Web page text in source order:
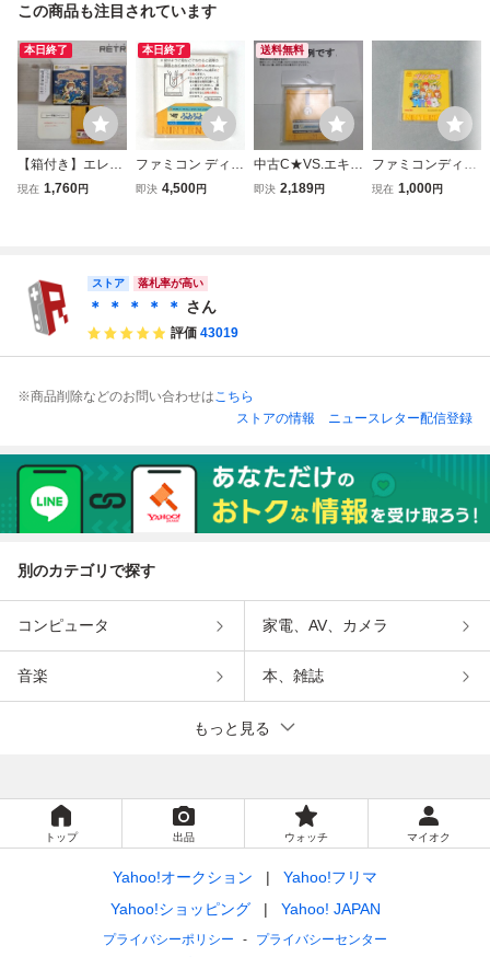
この商品も注目されています
本日終了
【箱付き】エレク
トリシャン（ディ
現在 1,760円
本日終了
ファミコン ディス
クシステム 【ソフ
em Puyo Puyo Te
sted
即決 4,500円
送料無料
中古C★VS.エキサ
イトバイク★ディ
即決 2,189円
ファミコンディス
クシステム 消えた
現在 1,000円
ストア 落札率が高い
＊ ＊ ＊ ＊ ＊ さん
評価 43019
※商品削除などのお問い合わせはこちら
ストアの情報
ニュースレター配信登録
別のカテゴリで探す
コンピュータ 家電、AV、カメラ
音楽 本、雑誌
もっと見る
トップ 出品 ウォッチ マイオク
Yahoo!オークション
Yahoo!フリマ
Yahoo!ショッピング
Yahoo! JAPAN
プライバシーポリシー
プライバシーセンター